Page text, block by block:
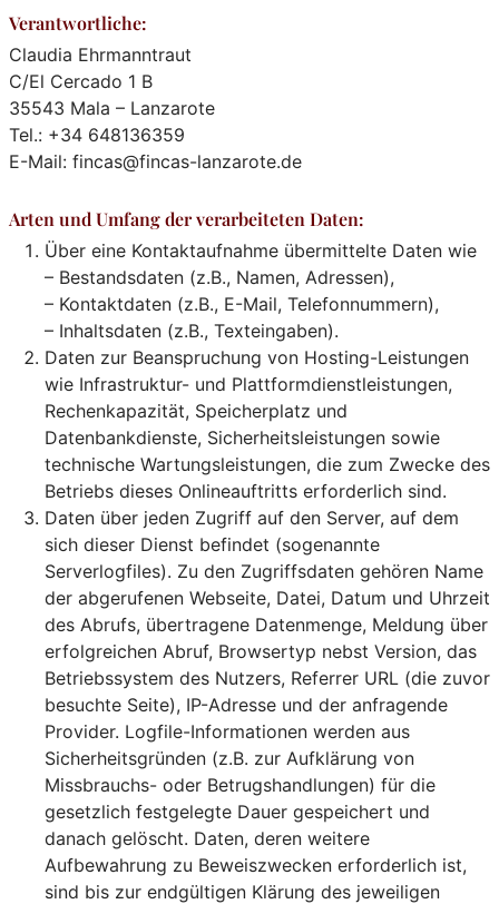
Verantwortliche:
Claudia Ehrmanntraut
C/El Cercado 1 B
35543 Mala – Lanzarote
Tel.: +34 648136359
E-Mail: fincas@fincas-lanzarote.de
Arten und Umfang der verarbeiteten Daten:
Über eine Kontaktaufnahme übermittelte Daten wie
– Bestandsdaten (z.B., Namen, Adressen),
– Kontaktdaten (z.B., E-Mail, Telefonnummern),
– Inhaltsdaten (z.B., Texteingaben).
Daten zur Beanspruchung von Hosting-Leistungen
wie Infrastruktur- und Plattformdienstleistungen,
Rechenkapazität, Speicherplatz und
Datenbankdienste, Sicherheitsleistungen sowie
technische Wartungsleistungen, die zum Zwecke des
Betriebs dieses Onlineauftritts erforderlich sind.
Daten über jeden Zugriff auf den Server, auf dem
sich dieser Dienst befindet (sogenannte
Serverlogfiles). Zu den Zugriffsdaten gehören Name
der abgerufenen Webseite, Datei, Datum und Uhrzeit
des Abrufs, übertragene Datenmenge, Meldung über
erfolgreichen Abruf, Browsertyp nebst Version, das
Betriebssystem des Nutzers, Referrer URL (die zuvor
besuchte Seite), IP-Adresse und der anfragende
Provider. Logfile-Informationen werden aus
Sicherheitsgründen (z.B. zur Aufklärung von
Missbrauchs- oder Betrugshandlungen) für die
gesetzlich festgelegte Dauer gespeichert und
danach gelöscht. Daten, deren weitere
Aufbewahrung zu Beweiszwecken erforderlich ist,
sind bis zur endgültigen Klärung des jeweiligen